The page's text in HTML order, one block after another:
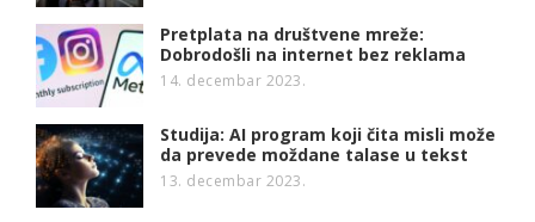
Pretplata na društvene mreže:
Dobrodošli na internet bez reklama
14. decembar 2023.
Studija: AI program koji čita misli može
da prevede moždane talase u tekst
13. decembar 2023.